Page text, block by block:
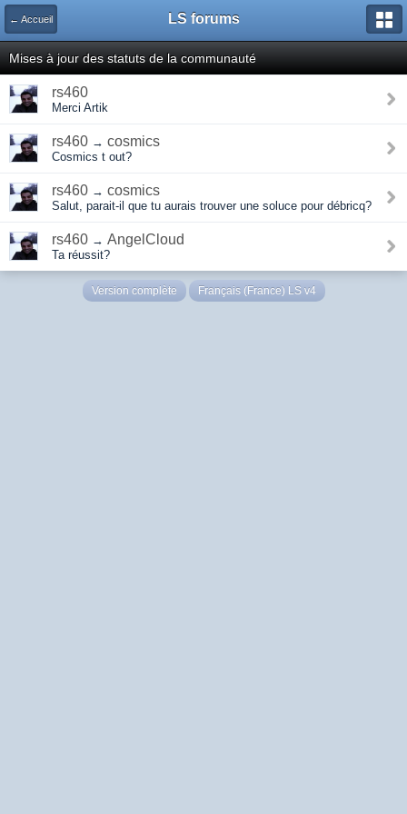
← Accueil LS forums
Mises à jour des statuts de la communauté
rs460
Merci Artik
rs460 → cosmics
Cosmics t out?
rs460 → cosmics
Salut, parait-il que tu aurais trouver une soluce pour débricq?
rs460 → AngelCloud
Ta réussit?
Version complète Français (France) LS v4